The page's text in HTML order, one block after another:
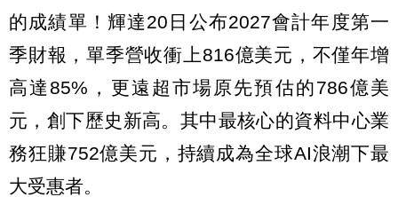
的成績單！輝達20日公布2027會計年度第一
季財報，單季營收衝上816億美元，不僅年增
高達85%，更遠超市場原先預估的786億美
元，創下歷史新高。其中最核心的資料中心業
務狂賺752億美元，持續成為全球AI浪潮下最
大受惠者。